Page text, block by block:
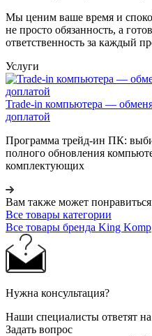
Мы ценим ваше время и
не просто обязанность, а
ответственность за каждый
Услуги
Trade-in компьютера —
доплатой
Программа трейд-ин ПК:
полного обновления
комплектующих
Вам также может понравиться
Все товары категории
Все товары бренда King Komp
Нужна консультация?
Наши специалисты ответят
Задать вопрос